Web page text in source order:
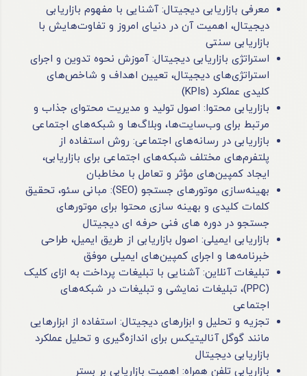
معرفی بازاریابی دیجیتال: آشنایی با مفهوم بازاریابی
دیجیتال، اهمیت آن در دنیای امروز و تفاوت‌هایش با
بازاریابی سنتی
استراتژی بازاریابی دیجیتال: آموزش نحوه تدوین و اجرای
استراتژی‌های دیجیتال، تعیین اهداف و شاخص‌های
کلیدی عملکرد (KPIs)
بازاریابی محتوا: اصول تولید و مدیریت محتوای جذاب و
مرتبط برای وب‌سایت‌ها، وبلاگ‌ها و شبکه‌های اجتماعی
بازاریابی در رسانه‌های اجتماعی: روش استفاده از
پلتفرم‌های مختلف شبکه‌های اجتماعی برای بازاریابی،
ایجاد کمپین‌های مؤثر و تعامل با مخاطبان
بهینه‌سازی موتورهای جستجو (SEO): مبانی سئو، تحقیق
کلمات کلیدی و بهینه سازی محتوا برای موتورهای
جستجو در دوره های فنی حرفه ای دیجیتال
بازاریابی ایمیلی: اصول بازاریابی از طریق ایمیل، طراحی
خبرنامه‌ها و اجرای کمپین‌های ایمیلی موفق
تبلیغات آنلاین: آشنایی با تبلیغات پرداخت به ازای کلیک
(PPC)، تبلیغات نمایشی و تبلیغات در شبکه‌های
اجتماعی
تجزیه و تحلیل و ابزارهای دیجیتال: استفاده از ابزارهایی
مانند گوگل آنالیتیکس برای اندازه‌گیری و تحلیل عملکرد
بازاریابی دیجیتال
بازاریابی تلفن همراه: اهمیت بازاریابی بر بستر